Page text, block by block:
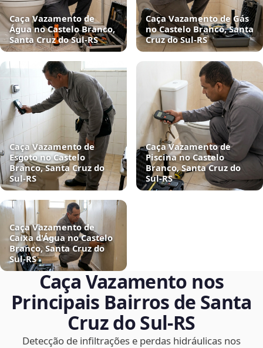
Caça Vazamento de
Água no Castelo Branco,
Santa Cruz do Sul‑RS
Caça Vazamento de Gás
no Castelo Branco, Santa
Cruz do Sul‑RS
Caça Vazamento de
Esgoto no Castelo
Branco, Santa Cruz do
Sul‑RS
Caça Vazamento de
Piscina no Castelo
Branco, Santa Cruz do
Sul‑RS
Caça Vazamento de
Caixa d'Água no Castelo
Branco, Santa Cruz do
Sul‑RS
Caça Vazamento nos
Principais Bairros de Santa
Cruz do Sul‑RS
Detecção de infiltrações e perdas hidráulicas nos